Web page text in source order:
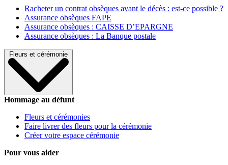
Racheter un contrat obsèques avant le décès : est-ce possible ?
Assurance obsèques FAPE
Assurance obsèques : CAISSE D’EPARGNE
Assurance obsèques : La Banque postale
Fleurs et cérémonie
Hommage au défunt
Fleurs et cérémonies
Faire livrer des fleurs pour la cérémonie
Créer votre espace cérémonie
Pour vous aider